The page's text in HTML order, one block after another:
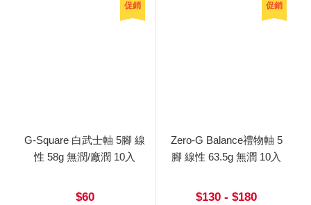
促銷
G-Square 白武士軸 5腳 線
性 58g 無潤/廠潤 10入
$60
促銷
Zero-G Balance禮物軸 5
腳 線性 63.5g 無潤 10入
$130 - $180